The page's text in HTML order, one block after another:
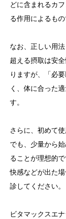
どに含まれるカ
る作用によるも
なお、正しい用
超える摂取は安
りますが、「必
く、体に合った
す。
さらに、初めて
でも、少量から
ることが理想的
快感などが出た
診してください。
ビタマックスエ